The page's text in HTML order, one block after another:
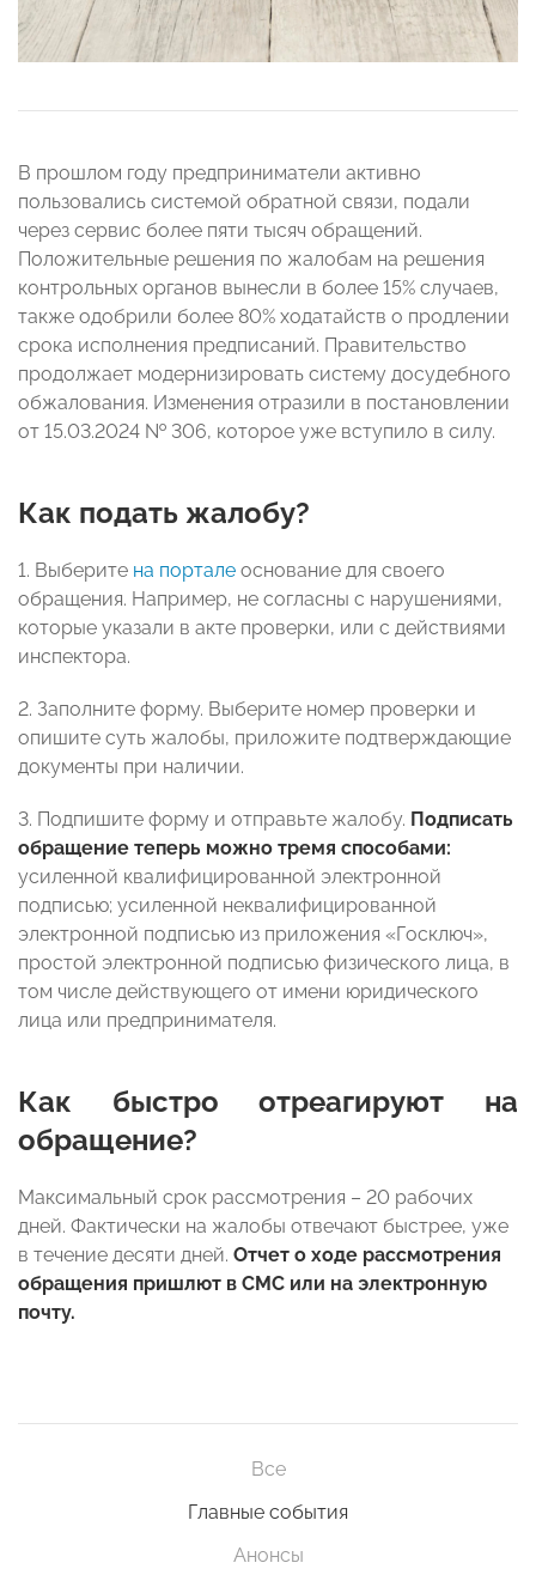
В прошлом году предприниматели активно
пользовались системой обратной связи, подали
через сервис более пяти тысяч обращений.
Положительные решения по жалобам на решения
контрольных органов вынесли в более 15% случаев,
также одобрили более 80% ходатайств о продлении
срока исполнения предписаний. Правительство
продолжает модернизировать систему досудебного
обжалования. Изменения отразили в постановлении
от 15.03.2024 № 306, которое уже вступило в силу.
Как подать жалобу?
1. Выберите на портале основание для своего
обращения. Например, не согласны с нарушениями,
которые указали в акте проверки, или с действиями
инспектора.
2. Заполните форму. Выберите номер проверки и
опишите суть жалобы, приложите подтверждающие
документы при наличии.
3. Подпишите форму и отправьте жалобу. Подписать
обращение теперь можно тремя способами:
усиленной квалифицированной электронной
подписью; усиленной неквалифицированной
электронной подписью из приложения «Госключ»,
простой электронной подписью физического лица, в
том числе действующего от имени юридического
лица или предпринимателя.
Как быстро отреагируют на
обращение?
Максимальный срок рассмотрения – 20 рабочих
дней. Фактически на жалобы отвечают быстрее, уже
в течение десяти дней. Отчет о ходе рассмотрения
обращения пришлют в СМС или на электронную
почту.
Все
Главные события
Анонсы